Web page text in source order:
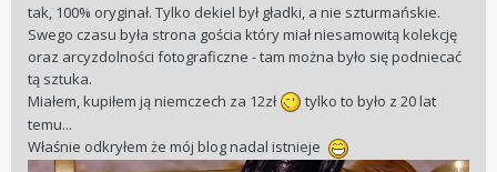
tak, 100% oryginał. Tylko dekiel był gładki, a nie szturmańskie.
Swego czasu była strona gościa który miał niesamowitą kolekcję
oraz arcyzdolności fotograficzne - tam można było się podniecać
tą sztuka.
Miałem, kupiłem ją niemczech za 12zł
tylko to było z 20 lat
temu...
Właśnie odkryłem że mój blog nadal istnieje